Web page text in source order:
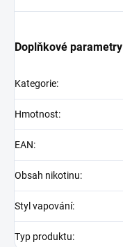
Doplňkové parametry
Kategorie:
Hmotnost:
EAN:
Obsah nikotinu:
Styl vapování:
Typ produktu: